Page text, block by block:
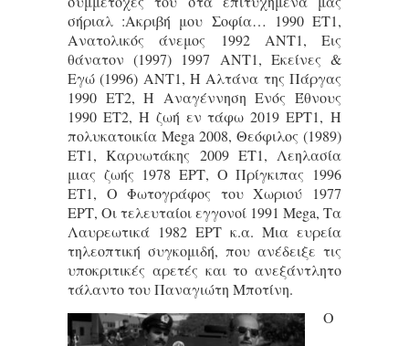
σήριαλ :Ακριβή μου Σοφία… 1990 ΕΤ1,
Ανατολικός άνεμος 1992 ΑΝΤ1, Εις
θάνατον (1997) 1997 ΑΝΤ1, Εκείνες &
Εγώ (1996) ΑΝΤ1, Η Αλτάνα της Πάργας
1990 ΕΤ2, Η Αναγέννηση Ενός Έθνους
1990 ΕΤ2, Η ζωή εν τάφω 2019 ΕΡΤ1, Η
πολυκατοικία Mega 2008, Θεόφιλος (1989)
ΕΤ1, Καρυωτάκης 2009 ΕΤ1, Λεηλασία
μιας ζωής 1978 ΕΡΤ, Ο Πρίγκιπας 1996
ΕΤ1, Ο Φωτογράφος του Χωριού 1977
ΕΡΤ, Οι τελευταίοι εγγονοί 1991 Mega, Τα
Λαυρεωτικά 1982 ΕΡΤ κ.α. Μια ευρεία
τηλεοπτική συγκομιδή, που ανέδειξε τις
υποκριτικές αρετές και το ανεξάντλητο
τάλαντο του Παναγιώτη Μποτίνη.
Ο